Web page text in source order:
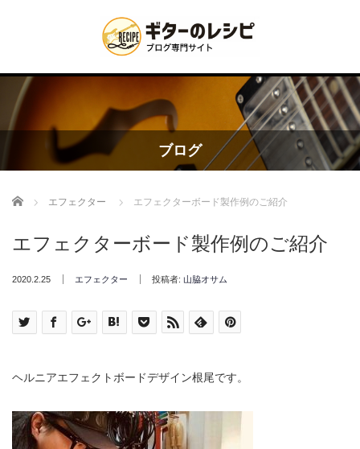
ブログ
Home エフェクター エフェクターボード製作例のご紹介
エフェクターボード製作例のご紹介
2020.2.25 エフェクター 投稿者: 山脇オサム
ヘルニアエフェクトボードデザイン根尾です。